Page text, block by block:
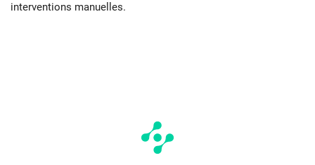
interventions manuelles.